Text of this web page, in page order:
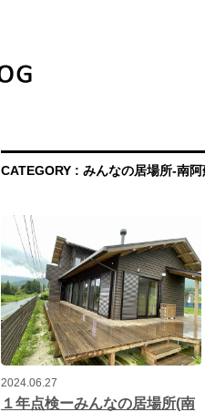
CATEGORY : みんなの居場所-南阿
2024.06.27
１年点検ーみんなの居場所(南